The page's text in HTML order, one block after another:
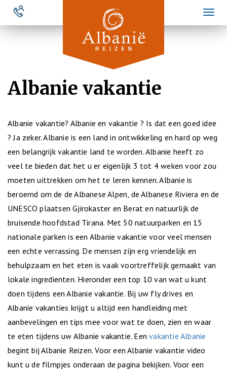
Overslaan
naar
Albanie vakantie
Albanie vakantie? Albanie en vakantie ? Is dat een goed idee
? Ja zeker. Albanie is een land in ontwikkeling en hard op weg
een belangrijk vakantie land te worden. Albanie heeft zo
veel te bieden dat het u er eigenlijk 3 tot 4 weken voor zou
moeten uittrekken om het te leren kennen. Albanie is
beroemd om de de Albanese Alpen, de Albanese Riviera en de
UNESCO plaatsen Gjirokaster en Berat en natuurlijk de
bruisende hoofdstad Tirana. Met 50 natuurparken en 15
nationale parken is een Albanie vakantie voor veel mensen
een echte verrassing. De mensen zijn erg vriendelijk en
behulpzaam en het eten is vaak voortreffelijk gemaakt van
lokale ingredienten. Hieronder een top 10 van wat u kunt
doen tijdens een Albanie vakantie. Bij uw fly drives en
Albanie vakanties krijgt u altijd een handleiding met
aanbevelingen en tips mee voor wat te doen, zien en waar
te eten tijdens uw Albanie vakantie. Eenvakantie Albanie
begint bij Albanie Reizen. Voor een Albanie vakantie video
kunt u de filmpjes onderaan de pagina bekijken. Voor een